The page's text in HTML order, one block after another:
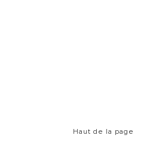
Haut de la page